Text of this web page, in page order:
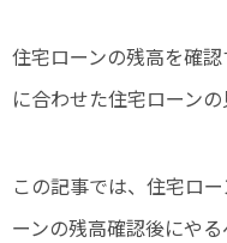
住宅ローンの残高を確
に合わせた住宅ローン
この記事では、住宅ロ
ーンの残高確認後にや